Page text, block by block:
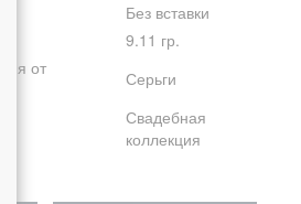
Без вставки
9.11 гр.
от
Серьги
Свадебная
коллекция